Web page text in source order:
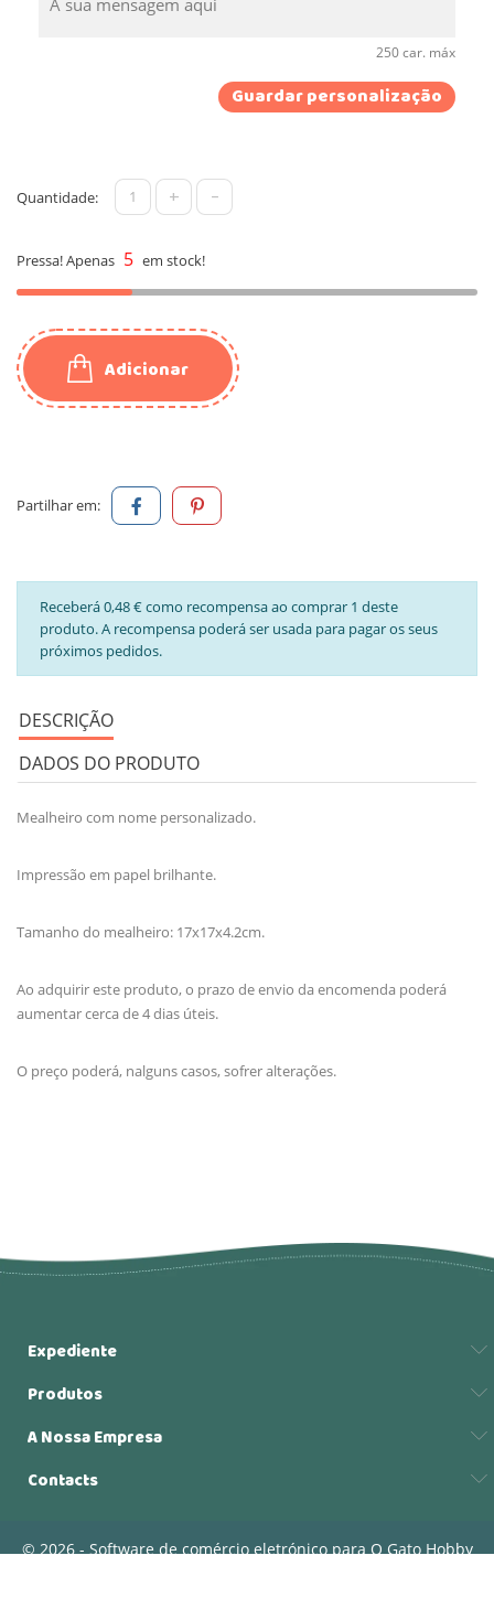
250 car. máx
Guardar personalização
Quantidade: + -
Pressa! Apenas 5 em stock!
Adicionar
Partilhar em:
Receberá 0,48 € como recompensa ao comprar 1 deste
produto. A recompensa poderá ser usada para pagar os seus
próximos pedidos.
DESCRIÇÃO
DADOS DO PRODUTO
Mealheiro com nome personalizado.
Impressão em papel brilhante.
Tamanho do mealheiro: 17x17x4.2cm.
Ao adquirir este produto, o prazo de envio da encomenda poderá
aumentar cerca de 4 dias úteis.
O preço poderá, nalguns casos, sofrer alterações.
Expediente
Produtos
A Nossa Empresa
Contacts
© 2026 - Software de comércio eletrónico para O Gato Hobby